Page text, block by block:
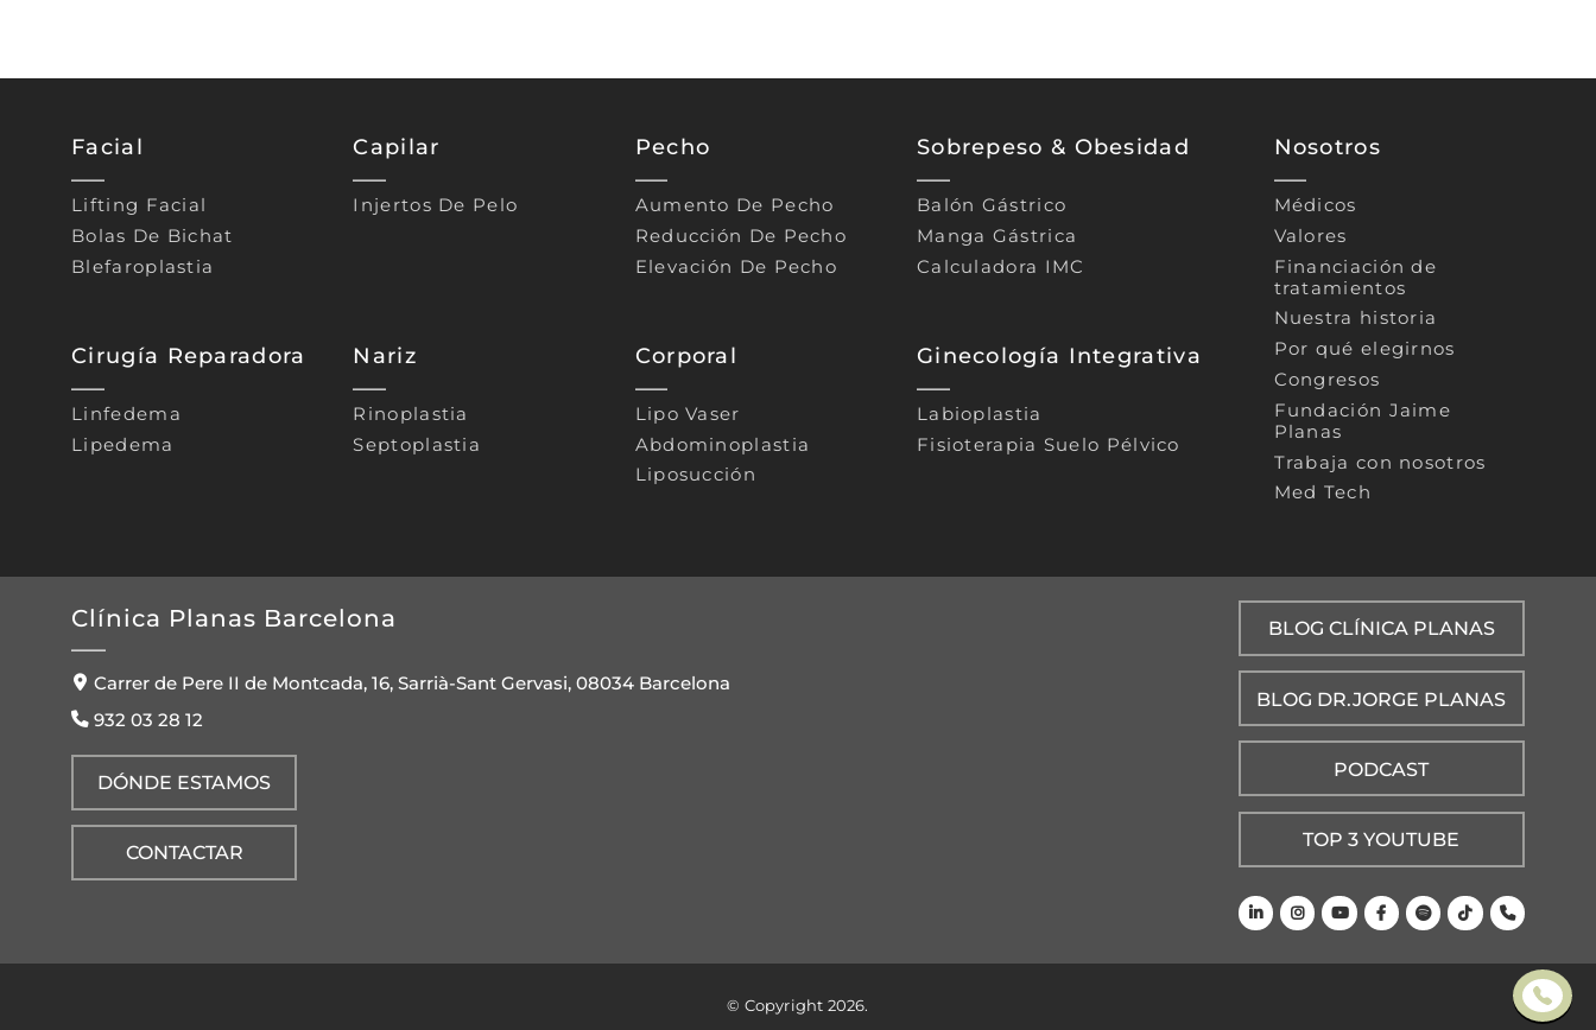
Facial
Lifting Facial
Bolas De Bichat
Blefaroplastia
Cirugía Reparadora
Linfedema
Lipedema
Capilar
Injertos De Pelo
Nariz
Rinoplastia
Septoplastia
Pecho
Aumento De Pecho
Reducción De Pecho
Elevación De Pecho
Corporal
Lipo Vaser
Abdominoplastia
Liposucción
Sobrepeso & Obesidad
Balón Gástrico
Manga Gástrica
Calculadora IMC
Ginecología Integrativa
Labioplastia
Fisioterapia Suelo Pélvico
Nosotros
Médicos
Valores
Financiación de
tratamientos
Nuestra historia
Por qué elegirnos
Congresos
Fundación Jaime
Planas
Trabaja con nosotros
Med Tech
Clínica Planas Barcelona
Carrer de Pere II de Montcada, 16, Sarrià-Sant Gervasi, 08034 Barcelona
932 03 28 12
DÓNDE ESTAMOS
CONTACTAR
BLOG CLÍNICA PLANAS
BLOG DR.JORGE PLANAS
PODCAST
TOP 3 YOUTUBE
© Copyright 2026.